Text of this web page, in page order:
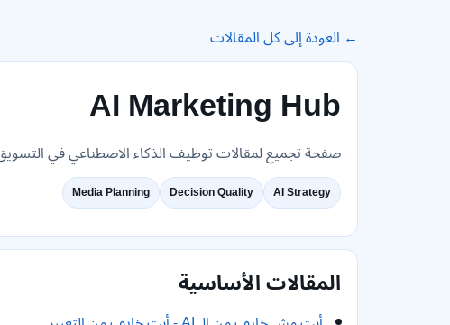
← العودة إلى كل المقالات
AI Marketing Hub
صفحة تجميع لمقالات توظيف الذكاء الاصطناعي في
AI Strategy
Decision Quality
Media Planning
المقالات الأساسية